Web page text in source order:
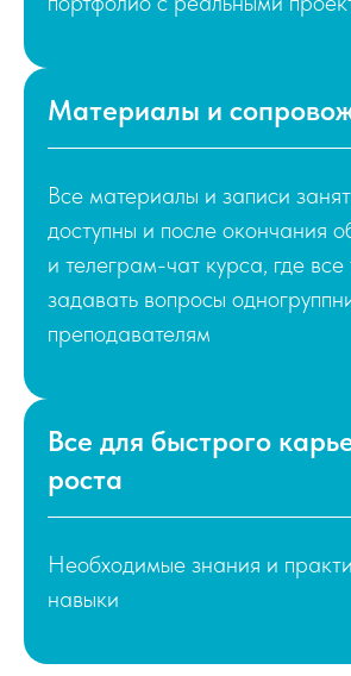
Материалы и
Все материалы и записи
доступны и после окончания
и телеграм-чат курса, где
задавать вопросы
преподавателям
Все для быстрого
роста
Необходимые знания и
навыки
технических вузов
России
Нам есть, чем гордиться
МФТИ вошел в 50 лучших вузов мира по
физике и в 100 лучших по математике по
результатам рейтинга QS World University
Rankings by Subject 2021
Quacquarelli Symonds МФТИ